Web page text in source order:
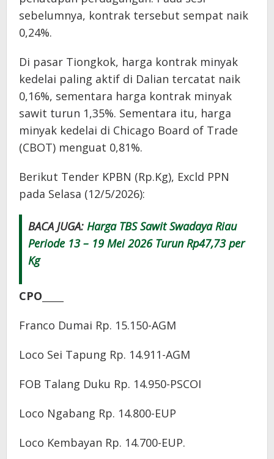
sebelumnya, kontrak tersebut sempat naik
0,24%.
Di pasar Tiongkok, harga kontrak minyak
kedelai paling aktif di Dalian tercatat naik
0,16%, sementara harga kontrak minyak
sawit turun 1,35%. Sementara itu, harga
minyak kedelai di Chicago Board of Trade
(CBOT) menguat 0,81%.
Berikut Tender KPBN (Rp.Kg), Excld PPN
pada Selasa (12/5/2026):
BACA JUGA: Harga TBS Sawit Swadaya Riau
Periode 13 – 19 Mei 2026 Turun Rp47,73 per
Kg
CPO_____
Franco Dumai Rp. 15.150-AGM
Loco Sei Tapung Rp. 14.911-AGM
FOB Talang Duku Rp. 14.950-PSCOI
Loco Ngabang Rp. 14.800-EUP
Loco Kembayan Rp. 14.700-EUP.